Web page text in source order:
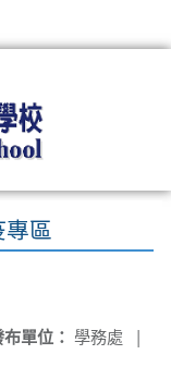
區
單位： 學務處 |